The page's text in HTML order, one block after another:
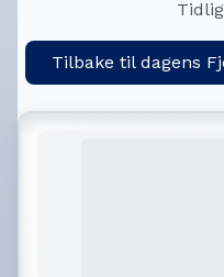
Tilbake til dagens